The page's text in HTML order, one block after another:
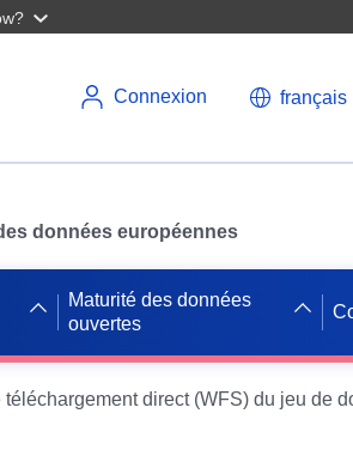
Connexion français
données européennes
Maturité des données
ouvertes